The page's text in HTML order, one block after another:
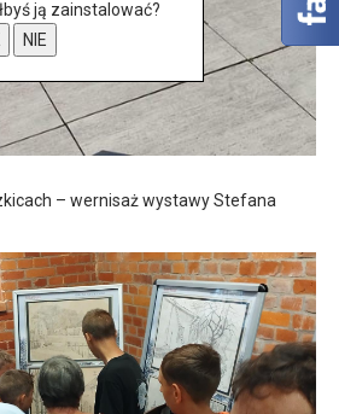
– wernisaż wystawy Stefana
ją zainstalować?
NIE